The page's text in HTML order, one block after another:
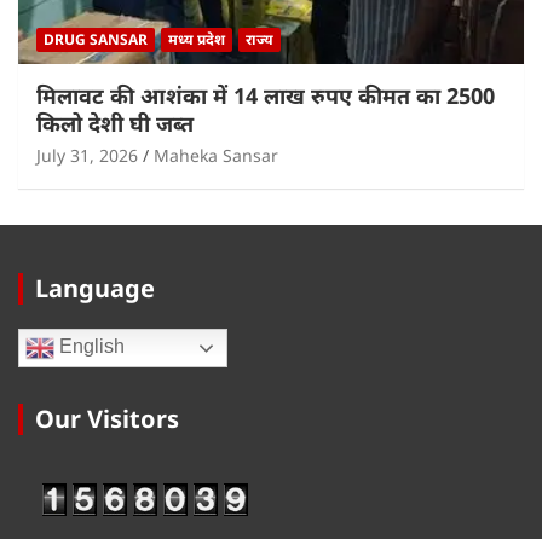
DRUG SANSAR मध्य प्रदेश राज्य
मिलावट की आशंका में 14 लाख रुपए कीमत का 2500
किलो देशी घी जब्त
July 31, 2026 Maheka Sansar
Language
English
Our Visitors